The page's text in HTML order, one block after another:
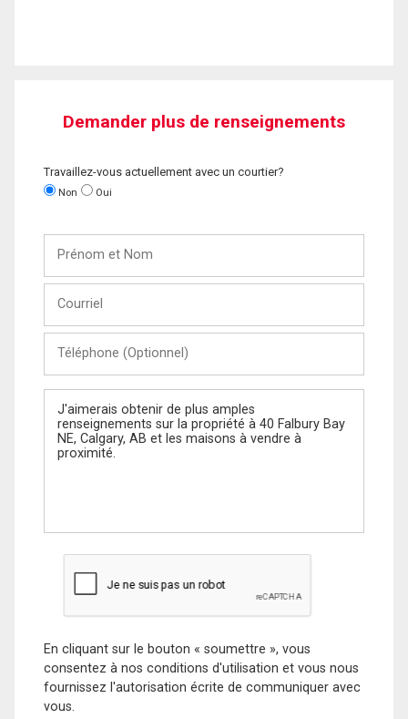
Demander plus de renseignements
Travaillez-vous actuellement avec un courtier?
Non Oui
Nom
(Optionnel)
Message
En cliquant sur le bouton « soumettre », vous
consentez à nos conditions d'utilisation et vous nous
fournissez l'autorisation écrite de communiquer avec
vous.